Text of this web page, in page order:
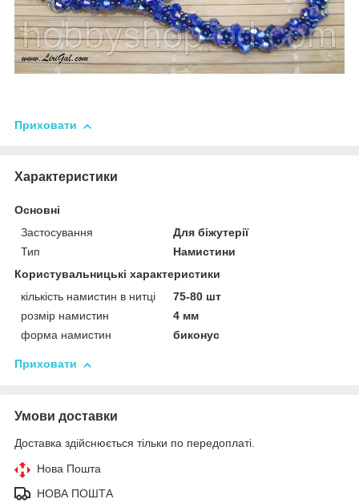
Приховати
Характеристики
Основні
Застосування
Для біжутерії
Тип
Намистини
Користувальницькі характеристики
кількість намистин в нитці
75-80 шт
розмір намистин
4 мм
форма намистин
биконус
Приховати
Умови доставки
Доставка здійснюється тільки по передоплаті.
Нова Пошта
НОВА ПОШТА